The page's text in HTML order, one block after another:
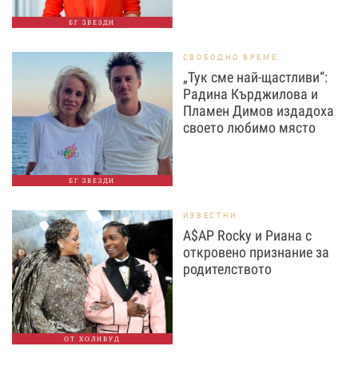
БГ ЗВЕЗДИ
БГ ЗВЕЗДИ
СВОБОДНО ВРЕМЕ
„Тук сме най-щастливи“:
Радина Кърджилова и
Пламен Димов издадоха
своето любимо място
ОТ ХОЛИВУД
ИЗВЕСТНИ
A$AP Rocky и Риана с
откровено признание за
родителството